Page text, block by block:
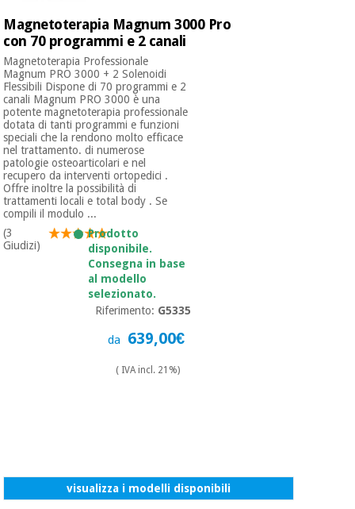
Magnetoterapia Magnum 3000 Pro
con 70 programmi e 2 canali
Magnetoterapia Professionale
Magnum PRO 3000 + 2 Solenoidi
Flessibili Dispone di 70 programmi e 2
canali Magnum PRO 3000 è una
potente magnetoterapia professionale
dotata di tanti programmi e funzioni
speciali che la rendono molto efficace
nel trattamento. di numerose
patologie osteoarticolari e nel
recupero da interventi ortopedici .
Offre inoltre la possibilità di
trattamenti locali e total body . Se
compili il modulo ...
(3
Giudizi)
Prodotto
disponibile.
Consegna in base
al modello
selezionato.
Riferimento: G5335
da 639,00€
( IVA incl. 21%)
visualizza i modelli disponibili